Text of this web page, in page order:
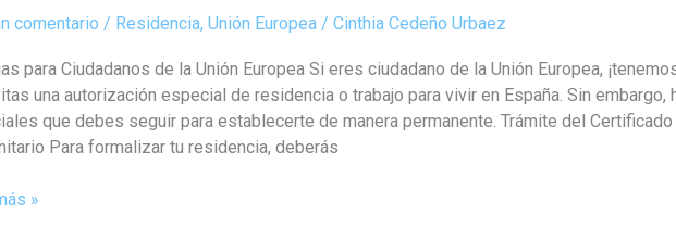
comentario / Residencia, Unión Europea / Cinthia Cedeño Urbaez
para Ciudadanos de la Unión Europea Si eres ciudadano de la Unión Europea,
una autorización especial de residencia o trabajo para vivir en España. Sin embargo,
que debes seguir para establecerte de manera permanente. Trámite del
Para formalizar tu residencia, deberás
»